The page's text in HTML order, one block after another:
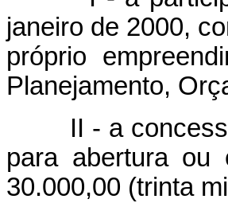
janeiro de 2000,
próprio
Planejamento,
II - a
para abertura ou
30.000,00 (trinta